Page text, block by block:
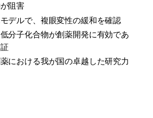
阻害
デルで、複眼変性の緩和を確認
分子化合物が創薬開発に有効であ
における我が国の卓越した研究力